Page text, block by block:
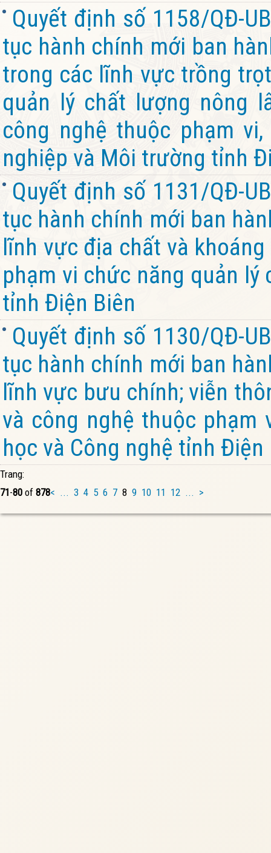
Quyết định số 1158/QĐ-
tục hành chính mới ban
trong các lĩnh vực trồng
quản lý chất lượng nông
công nghệ thuộc phạm
nghiệp và Môi trường tỉnh
Quyết định số 1131/QĐ-
tục hành chính mới ban
lĩnh vực địa chất và
phạm vi chức năng quản
tỉnh Điện Biên
Quyết định số 1130/QĐ-
tục hành chính mới ban
lĩnh vực bưu chính; viễn
và công nghệ thuộc phạm
học và Công nghệ tỉnh Điện
Trang:
71-80 of 878< ... 3 4 5 6 7 8 9 10 11 12 ... >